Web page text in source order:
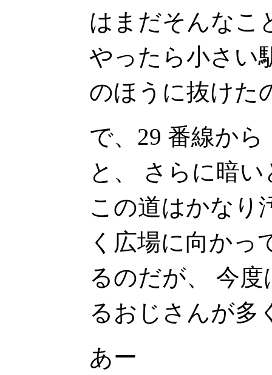
はまだそんなこ
やったら小さい
のほうに抜けた
で、29 番線か
と、 さらに暗
この道はかなり
く広場に向かっ
るのだが、 今
るおじさんが多
あー